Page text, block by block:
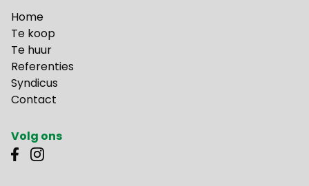
Home
Te koop
Te huur
Referenties
Syndicus
Contact
Volg ons